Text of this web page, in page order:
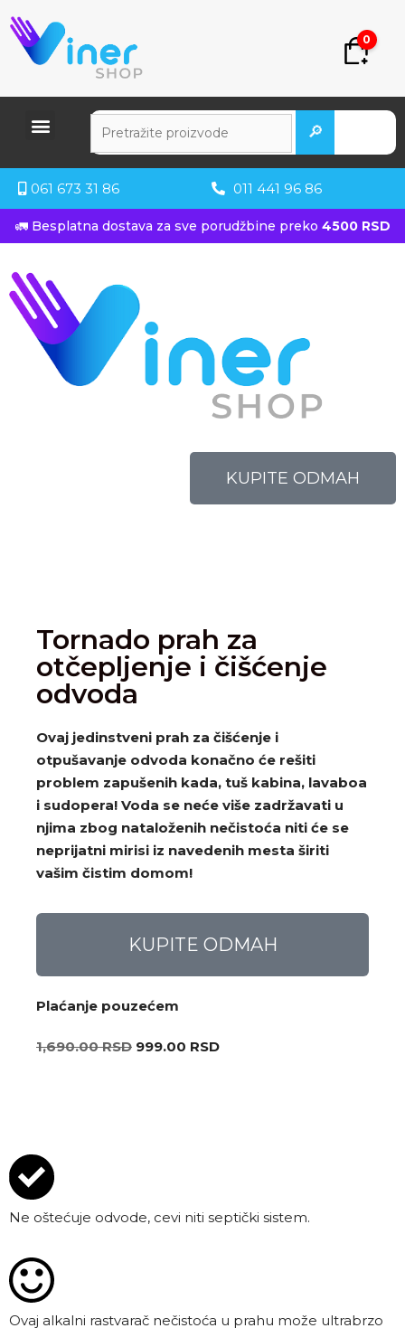
0
🔎
061 673 31 86 011 441 96 86
🚛 Besplatna dostava za sve porudžbine preko 4500 RSD
KUPITE ODMAH
Tornado prah za
otčepljenje i čišćenje
odvoda
Ovaj jedinstveni prah za čišćenje i
otpušavanje odvoda konačno će rešiti
problem zapušenih kada, tuš kabina, lavaboa
i sudopera! Voda se neće više zadržavati u
njima zbog nataloženih nečistoća niti će se
neprijatni mirisi iz navedenih mesta širiti
vašim čistim domom!
KUPITE ODMAH
Plaćanje pouzećem
1,690.00RSD 999.00 RSD
Ne oštećuje odvode, cevi niti septički sistem.
Ovaj alkalni rastvarač nečistoća u prahu može ultrabrzo